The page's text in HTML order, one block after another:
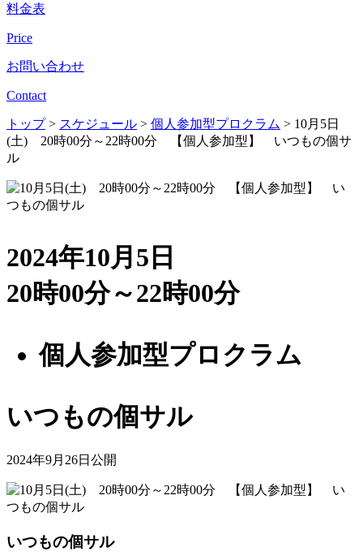
料金表
Price
お問い合わせ
Contact
トップ> スケジュール > 個人参加型プロクラム > 10月5日
(土) 20時00分～22時00分 【個人参加型】 いつもの個サ
ル
2024年10月5日
20時00分～22時00分
個人参加型プロクラム
いつもの個サル
2024年9月26日公開
いつもの個サル